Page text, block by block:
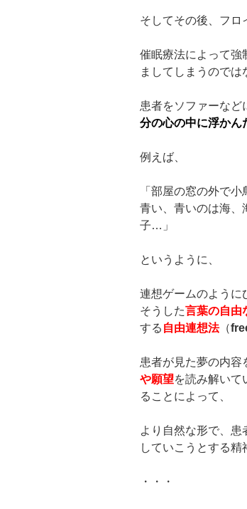
そしてその後、フロ
催眠療法によって強
ましてしまうのでは
患者をソファーなど
分の心の中に浮かん
例えば、
「部屋の窓の外で
青い、青いのは海、
子…」
というように、
連想ゲームのように
そうした言葉の自由
する 自由連想法（
患者が見た夢の内容
や願望を読み解いて
ることによって、
より自然な形で、
していこうとする精
・・・